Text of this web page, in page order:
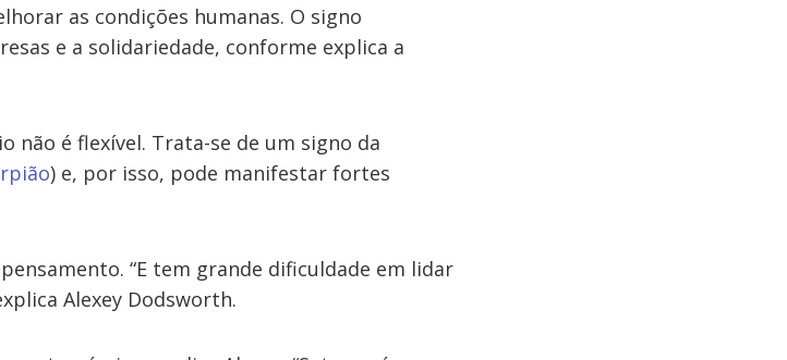
as condições humanas. O signo
e a solidariedade, conforme explica a
não é flexível. Trata-se de um signo da
) e, por isso, pode manifestar fortes
“E tem grande dificuldade em lidar
Alexey Dodsworth.